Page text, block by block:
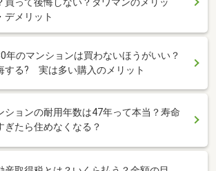
デメリット
年のマンションは買わないほうがいい？
する? 実は多い購入のメリット
ションの耐用年数は47年って本当？寿命
ぎたら住めなくなる？